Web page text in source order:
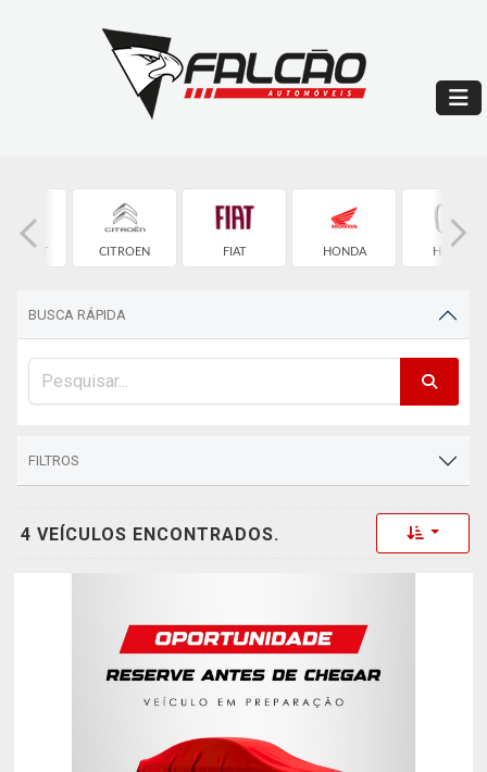
CITROEN FIAT HONDA HONDA
BUSCA RÁPIDA
FILTROS
4 VEÍCULOS ENCONTRADOS. Toggle